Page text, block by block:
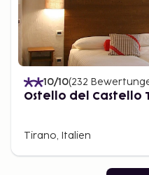
10/10(232
Ostello del Castello
Tirano, Italien